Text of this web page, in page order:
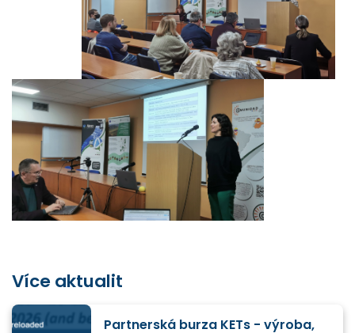
Více aktualit
Partnerská burza KETs - výroba,